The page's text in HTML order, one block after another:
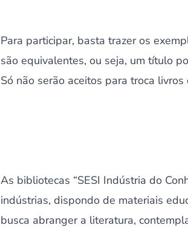
Para participar, basta trazer os
são equivalentes, ou seja, um título
Só não serão aceitos para troca
As bibliotecas “SESI Indústria do
indústrias, dispondo de materiais
busca abranger a literatura,